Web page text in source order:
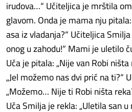
irudova…“ Učiteljica je mrštila
glavom. Onda je mama nju
asa iz vladanja?“ Učiteljica
onog u zahodu!“ Mami je uletilo
Uča je pitala: „Nije van Robi
„Jel možemo nas dvi prić na ti?“
„Možemo… Nije ti Robi ništa
Uča Smilja je rekla: „Uletila san